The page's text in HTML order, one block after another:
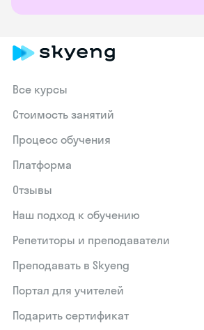
Все курсы
Стоимость занятий
Процесс обучения
Платформа
Отзывы
Наш подход к обучению
Репетиторы и преподаватели
Преподавать в Skyeng
Портал для учителей
Подарить сертификат